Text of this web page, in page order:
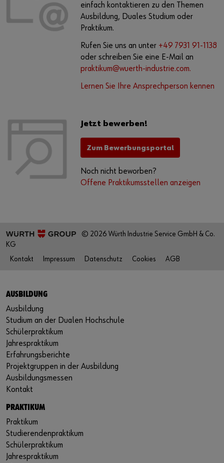
einfach kontaktieren zu den Themen
Ausbildung, Duales Studium oder
Praktikum.
Rufen Sie uns an unter +49 7931 91-1138
oder schreiben Sie eine E-Mail an
praktikum@wuerth-industrie.com.
Lernen Sie Ihre Ansprechperson kennen
Jetzt bewerben!
Zum Bewerbungsportal
Noch nicht beworben?
Offene Praktikumsstellen anzeigen
© 2026 Würth Industrie Service GmbH & Co.
KG
Kontakt
Impressum Datenschutz Cookies AGB
AUSBILDUNG
Ausbildung
Studium an der Dualen Hochschule
Schülerpraktikum
Jahrespraktikum
Erfahrungsberichte
Projektgruppen in der Ausbildung
Ausbildungsmessen
Kontakt
PRAKTIKUM
Praktikum
Studierendenpraktikum
Schülerpraktikum
Jahrespraktikum